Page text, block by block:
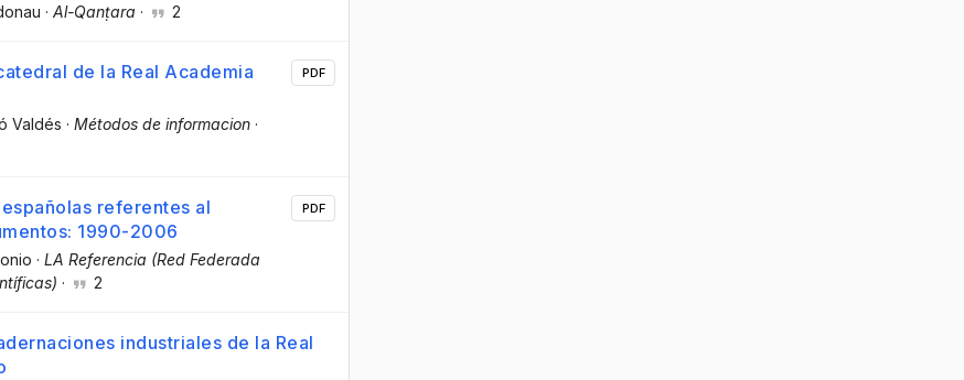
· Al-Qanṭara · 2
de la Real Academia
Valdés · Métodos de informacion ·
PDF
referentes al
1990-2006
· LA Referencia (Red Federada
· 2
PDF
industriales de la Real